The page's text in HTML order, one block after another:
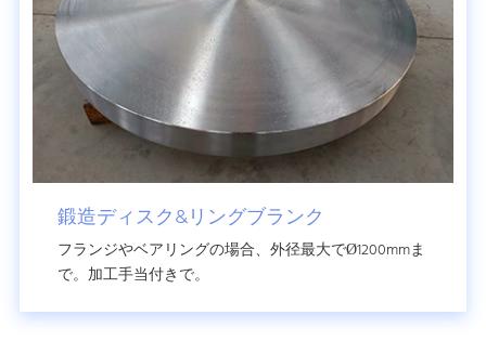
鍛造ディスク&リングブランク
フランジやベアリングの場合、外径最大でØ1200mmま
で。加工手当付きで。